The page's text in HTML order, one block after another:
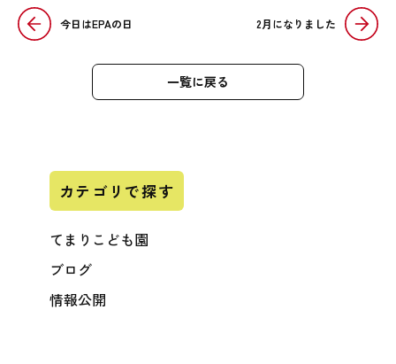
今日はEPAの日
一覧に戻る
2月になりました
カテゴリで探す
てまりこども園
ブログ
情報公開